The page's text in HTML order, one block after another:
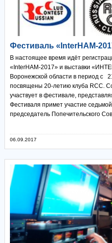
Фестиваль «InterHAM-
В настоящее время идёт
«InterHAM-2017» и выставки
Воронежской области в период с
посвящены 20-летию клуба RCC.
участвует в фестивале,
Фестиваля примет участие
председатель Попечительского
06.09.2017